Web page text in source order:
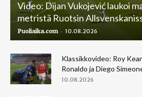
Video: Dijan Vukojević laukoi
metristä Ruotsin
Puoliaika.com - 10.08.2026
Klassikkovideo: Roy
Ronaldo ja Diego
10.08.2026